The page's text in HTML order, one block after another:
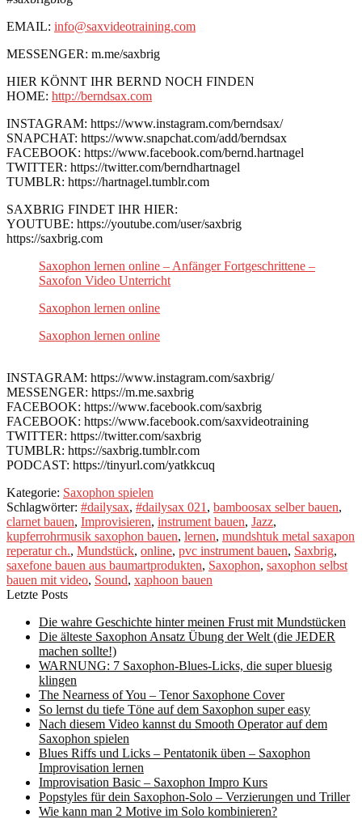
EMAIL: info@saxvideotraining.com
MESSENGER: m.me/saxbrig
HIER KÖNNT IHR BERND NOCH FINDEN
HOME: http://berndsax.com
INSTAGRAM: https://www.instagram.com/berndsax/
SNAPCHAT: https://www.snapchat.com/add/berndsax
FACEBOOK: https://www.facebook.com/bernd.hartnagel
TWITTER: https://twitter.com/berndhartnagel
TUMBLR: https://hartnagel.tumblr.com
SAXBRIG FINDET IHR HIER:
YOUTUBE: https://youtube.com/user/saxbrig
https://saxbrig.com
Saxophon lernen online – Anfänger Fortgeschrittene –
Saxofon Video Unterricht
Saxophon lernen online
Saxophon lernen online
INSTAGRAM: https://www.instagram.com/saxbrig/
MESSENGER: https://m.me.saxbrig
FACEBOOK: https://www.facebook.com/saxbrig
FACEBOOK: https://www.facebook.com/saxvideotraining
TWITTER: https://twitter.com/saxbrig
TUMBLR: https://saxbrig.tumblr.com
PODCAST: https://tinyurl.com/yatkkcuq
Kategorie: Saxophon spielen
Schlagwörter: #dailysax, #dailysax 021 , bamboosax selber bauen,
clarnet bauen, Improvisieren, instrument bauen, Jazz,
kupferrohrmusik saxophon bauen, lernen, mundshtuk metal saxapon
reperatur ch., Mundstück, online, pvc instrument bauen, Saxbrig,
saxefone bauen aus baumartprodukten, Saxophon, saxophon selbst
bauen mit video, Sound, xaphoon bauen
Letzte Posts
Die wahre Geschichte hinter meinen Frust mit Mundstücken
Die älteste Saxophon Ansatz Übung der Welt (die JEDER
machen sollte!)
WARNUNG: 7 Saxophon-Blues-Licks, die super bluesig
klingen
The Nearness of You – Tenor Saxophone Cover
So lernst du tiefe Töne auf dem Saxophon super easy
Nach diesem Video kannst du Smooth Operator auf dem
Saxophon spielen
Blues Riffs und Licks – Pentatonik üben – Saxophon
Improvisation lernen
Improvisation Basic – Saxophon Impro Kurs
Popstyles für dein Saxophon-Solo – Verzierungen und Triller
Wie kann man 2 Motive im Solo kombinieren?